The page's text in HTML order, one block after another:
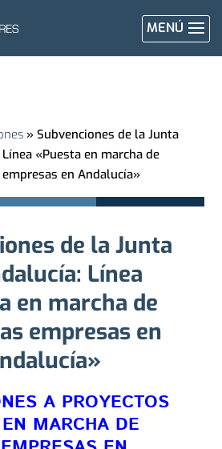
MENÚ
» Subvenciones de la Junta
«Puesta en marcha de
en Andalucía»
de la Junta
Línea
en marcha de
empresas en
A PROYECTOS
MARCHA DE